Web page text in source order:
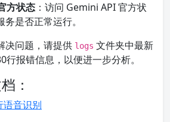
方状态 ：访问 Gemini API 官方状
是否正常运行。
决问题，请提供 logs 文件夹中最新
行报错信息，以便进一步分析。
：
音识别